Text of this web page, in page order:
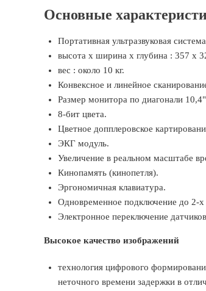
Основные
Портативная ультразвуковая система
высота x ширина x глубина : 357 x
вес : около 10 кг.
Конвексное и линейное
Размер монитора по диагонали
8-бит цвета.
Цветное допплеровское
ЭКГ модуль.
Увеличение в реальном масштабе
Кинопамять (кинопетля).
Эргономичная клавиатура.
Одновременное подключение до 2-х
Электронное переключение
Высокое качество изображений
технология цифрового
неточного времени задержки в